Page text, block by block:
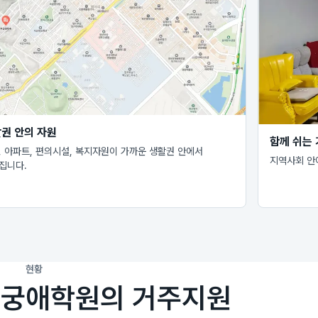
안의 자원
아파트, 편의시설, 복지자원이 가까운 생활권 안에서
니다.
함께 쉬는
지역사회
현황
애학원의 거주지원